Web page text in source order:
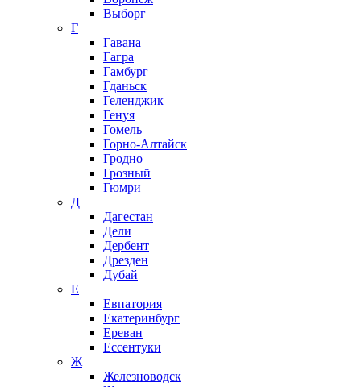
Выборг
Г
Гавана
Гагра
Гамбург
Гданьск
Геленджик
Генуя
Гомель
Горно-Алтайск
Гродно
Грозный
Гюмри
Д
Дагестан
Дели
Дербент
Дрезден
Дубай
Е
Евпатория
Екатеринбург
Ереван
Ессентуки
Ж
Железноводск